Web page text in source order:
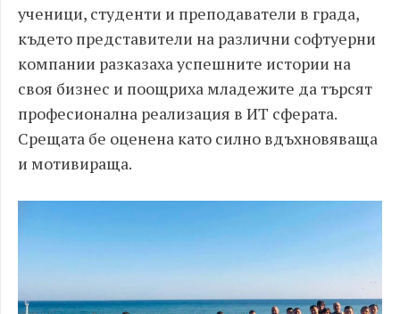
ученици, студенти и преподаватели в града,
където представители на различни софтуерни
компании разказаха успешните истории на
своя бизнес и поощриха младежите да търсят
професионална реализация в ИТ сферата.
Срещата бе оценена като силно вдъхновяваща
и мотивираща.